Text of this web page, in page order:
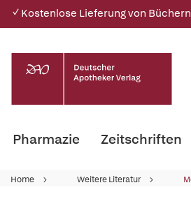
✓ Kostenlose Lieferung von
Pharmazie Zeitschriften
Home Weitere Literatur